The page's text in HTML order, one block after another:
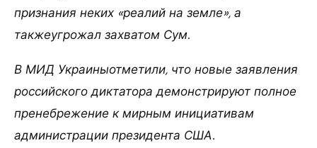
признания неких «реалий на земле», а
такжеугрожал захватом Сум.
В МИД Украиныотметили, что новые заявления
российского диктатора демонстрируют полное
пренебрежение к мирным инициативам
администрации президента США.